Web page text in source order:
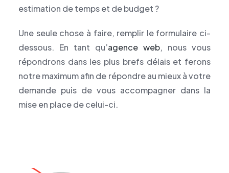
estimation de temps et de budget ?
Une seule chose à faire, remplir le formulaire ci-
dessous. En tant qu’agence web, nous vous
répondrons dans les plus brefs délais et ferons
notre maximum afin de répondre au mieux à votre
demande puis de vous accompagner dans la
mise en place de celui-ci.